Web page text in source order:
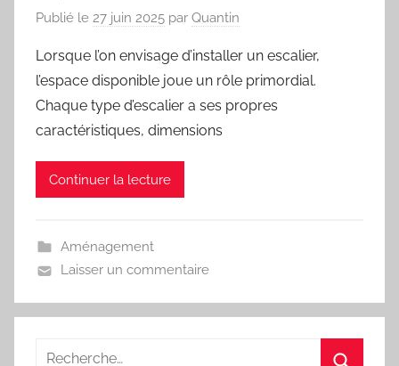
Publié le 27 juin 2025 par Quantin
Lorsque l’on envisage d’installer un escalier,
l’espace disponible joue un rôle primordial.
Chaque type d’escalier a ses propres
caractéristiques, dimensions
Continuer la lecture
Aménagement
Laisser un commentaire
Recherche